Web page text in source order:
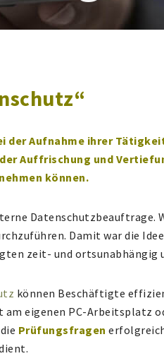
Aufnahme ihrer
Auffrischung und
können.
Damit war die
zeit- und
können Beschäftigte
eigenen PC-Arbeitsplatz
Prüfungsfragen